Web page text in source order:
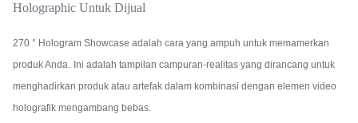
Holographic Untuk Dijual
270 ° Hologram Showcase adalah cara yang ampuh untuk memamerkan
produk Anda. Ini adalah tampilan campuran-realitas yang dirancang untuk
menghadirkan produk atau artefak dalam kombinasi dengan elemen video
holografik mengambang bebas.